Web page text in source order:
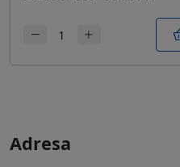
Adresa